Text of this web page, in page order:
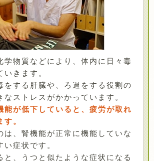
学物質などにより、体内に日々毒
いきます。
をする肝臓や、ろ過をする役割の
なストレスがかかっています。
能が低下していると、疲労が取れ
。
は、腎機能が正常に機能していな
症状です。
と、うつと似たような症状になる